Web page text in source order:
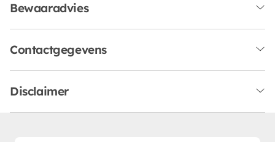
Bewaaradvies
Contactgegevens
Disclaimer